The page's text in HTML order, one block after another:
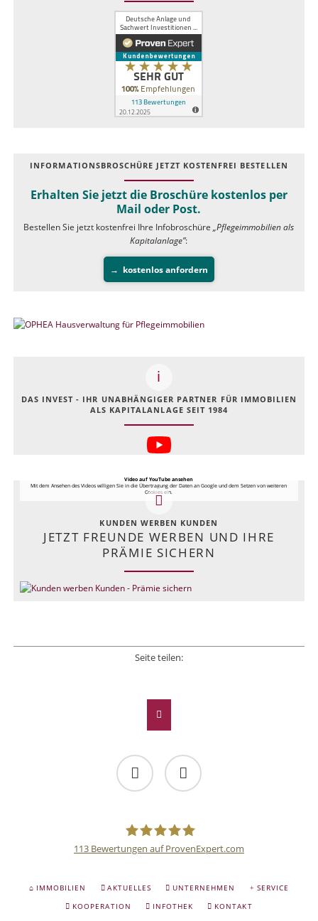
INFOR­MATIONS­BROSCHÜRE JETZT KOSTEN­FREI BESTELLEN
Erhalten Sie jetzt die Broschüre kostenlos per
Mail oder Post.
Bestellen Sie jetzt kostenfrei Ihre Infobroschüre„Pflegeimmobilien als
Kapitalanlage”:
kostenlos anfordern
DAS INVEST - IHR UNABHÄNGIGER PARTNER FÜR IMMOBILIEN
ALS KAPITALANLAGE SEIT 1984
Video auf YouTube ansehen
Mit dem Ansehen des Videos willigen Sie in die Übertragung der Daten an Google und dem Setzen von weiteren
Cookies ein.
KUNDEN WERBEN KUNDEN
JETZT FREUNDE WERBEN UND IHRE
PRÄMIE SICHERN
Seite teilen:
Anlage
113 Bewertungen auf ProvenExpert.com
IMMOBILIEN AKTUELLES UNTERNEHMEN
SERVICE
KOOPERATION
INFOTHEK KONTAKT